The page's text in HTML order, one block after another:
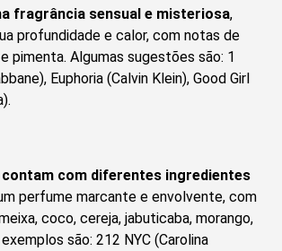
fragrância sensual e misteriosa,
profundidade e calor, com notas de
pimenta. Algumas sugestões são: 1
Euphoria (Calvin Klein), Good Girl
com diferentes ingredientes
perfume marcante e envolvente, com
coco, cereja, jabuticaba, morango,
são: 212 NYC (Carolina